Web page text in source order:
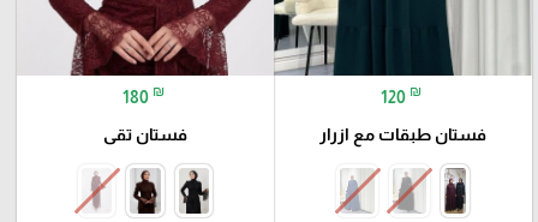
120 ₪
فستان طبقات مع ازرار
180 ₪
فستان تقى